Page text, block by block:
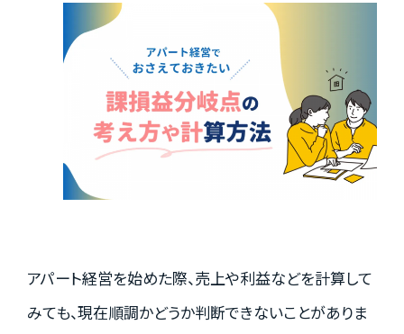
お客様の声
Q&A
アパート経営を始めた際、売上や利益などを計算して
みても、現在順調かどうか判断できないことがありま